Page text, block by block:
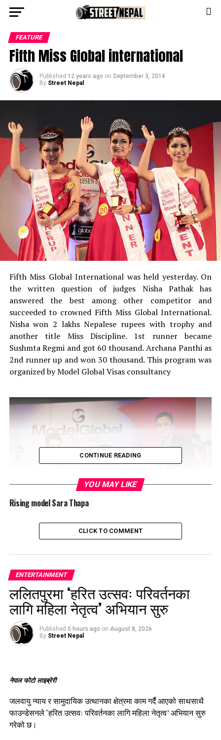
FEATURE
Fifth Miss Global international
Published 12 years ago on September 3, 2014
By Street Nepal
Fifth Miss Global International was held yesterday. On
the written question of judges Nisha Pathak has
answered the best among other competitor and
succeeded to crowned Fifth Miss Global International.
Nisha won 2 lakhs Nepalese rupees with trophy and
another title Miss Discipline. 1st runner became
Sushmta Regmi and got 60 thousand. Archana Panthi as
2nd runner up and won 30 thousand. This program was
organized by Model Global Visas consultancy
CONTINUE READING
YOU MAY LIKE
Rising model Sara Thapa
CLICK TO COMMENT
ENTERTAINMENT
ललितपुरमा ‘हरित उत्सवः परिवर्तनका
लागि महिला नेतृत्व’ अभियान सुरु
Published 5 hours ago on August 8, 2026
By Street Nepal
नेपाल फोटो लाइब्रेरी
जलवायु न्याय र सामुदायिक उत्थानका क्षेत्रमा काम गर्दै आएको साथसाथै
फाउन्डेसनले ‘हरित उत्सवः परिवर्तनका लागि महिला नेतृत्व’ अभियान सुरु
गरेको छ।
Go to mobile version